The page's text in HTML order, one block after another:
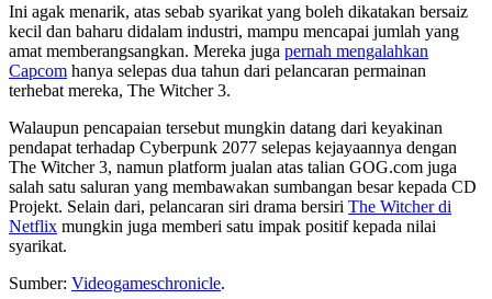
Ini agak menarik, atas sebab syarikat yang boleh dikatakan bersaiz
kecil dan baharu didalam industri, mampu mencapai jumlah yang
amat memberangsangkan. Mereka juga pernah mengalahkan
Capcom hanya selepas dua tahun dari pelancaran permainan
terhebat mereka, The Witcher 3.
Walaupun pencapaian tersebut mungkin datang dari keyakinan
pendapat terhadap Cyberpunk 2077 selepas kejayaannya dengan
The Witcher 3, namun platform jualan atas talian GOG.com juga
salah satu saluran yang membawakan sumbangan besar kepada CD
Projekt. Selain dari, pelancaran siri drama bersiri The Witcher di
Netflix mungkin juga memberi satu impak positif kepada nilai
syarikat.
Sumber: Videogameschronicle.